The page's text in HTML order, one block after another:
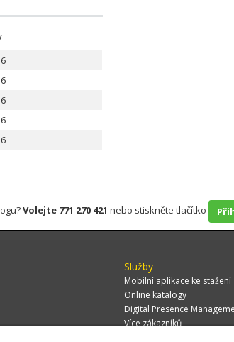
Volejte 771 270 421 nebo stiskněte tlačítko
Služby
Mobilní aplikace ke stažení
Online katalogy
Digital Presence
Více zákazníků